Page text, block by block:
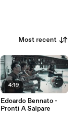
Most recent
4:19
Edoardo Bennato -
Pronti A Salpare